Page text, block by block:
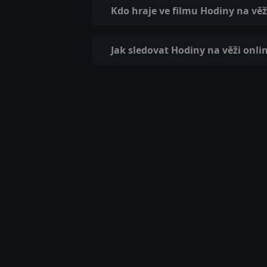
Kdo hraje ve filmu Hodiny na
Jak sledovat Hodiny na věži